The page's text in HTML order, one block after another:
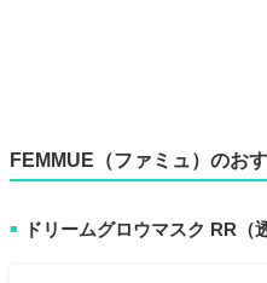
FEMMUE（ファミュ）のお
■ ドリームグロウマスク RR（